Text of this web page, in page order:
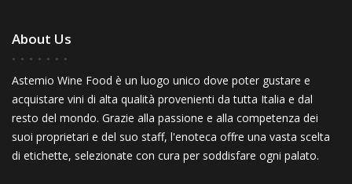
About Us
Astemio Wine Food è un luogo unico dove poter gustare e
acquistare vini di alta qualità provenienti da tutta Italia e dal
resto del mondo. Grazie alla passione e alla competenza dei
suoi proprietari e del suo staff, l'enoteca offre una vasta scelta
di etichette, selezionate con cura per soddisfare ogni palato.